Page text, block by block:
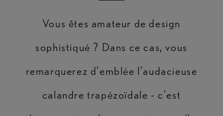
Vous êtes amateur de design
sophistiqué ? Dans ce cas, vous
remarquerez d'emblée l'audacieuse
calandre trapézoïdale - c'est